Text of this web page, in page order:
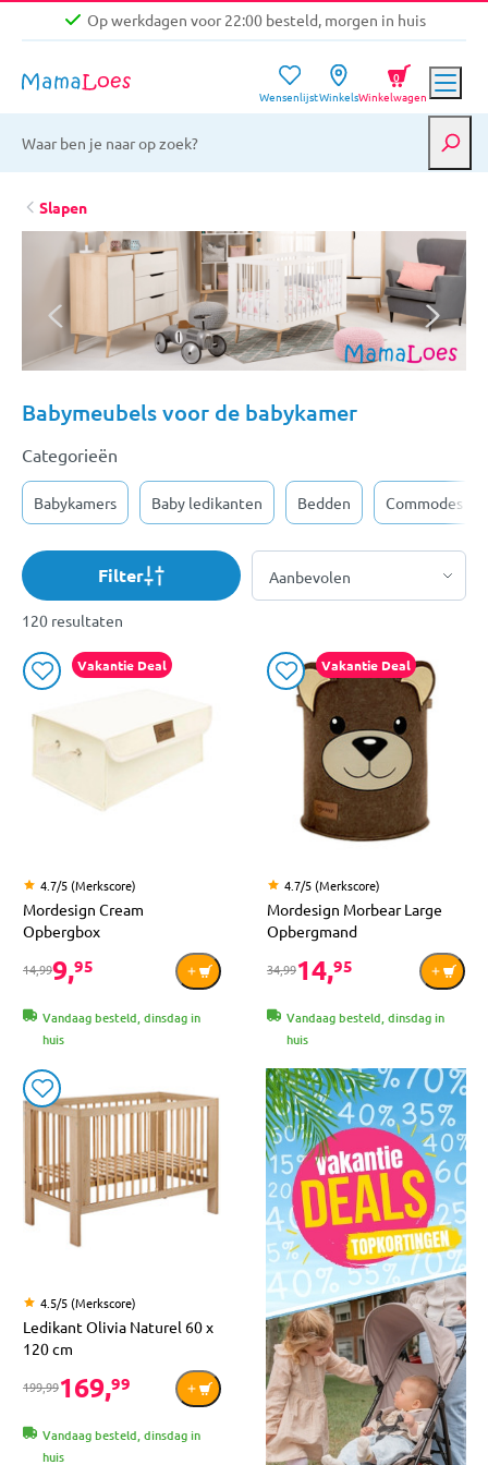
Op werkdagen voor 22:00 besteld, morgen in huis
Niet goed, geld terug garantie
Gratis verzending vanaf €39,-
Op werkdagen voor 22:00 besteld, morgen in huis
WensenlijstWinkelsWinkelwagen
0
Slapen
Babymeubels voor de babykamer
Categorieën
Babykamers Baby ledikanten Bedden Commodes
Filter
120 resultaten
Vakantie Deal
4.7/5 (Merkscore)
Mordesign Cream
Opbergbox
14,999,95
Vandaag besteld, dinsdag in
huis
Vakantie Deal
4.7/5 (Merkscore)
Mordesign Morbear Large
Opbergmand
34,9914,95
Vandaag besteld, dinsdag in
huis
4.5/5 (Merkscore)
Ledikant Olivia Naturel 60 x
120 cm
199,99169,99
Vandaag besteld, dinsdag in
huis